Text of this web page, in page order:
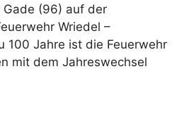
Gade (96) auf der
Wriedel –
100 Jahre ist die Feuerwehr
mit dem Jahreswechsel